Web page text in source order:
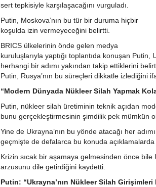
sert tepkisiyle karşılaşacağını vurguladı.
Putin, Moskova’nın bu tür bir duruma hiçbir
koşulda izin vermeyeceğini belirtti.
BRICS ülkelerinin önde gelen medya
kuruluşlarıyla yaptığı toplantıda konuşan
herhangi bir adımı yakından takip ettiklerini
Putin, Rusya’nın bu süreçleri dikkatle izlediğini
“Modern Dünyada Nükleer Silah Yapmak
Putin, nükleer silah üretiminin teknik açıdan
bunu gerçekleştirmesinin şimdilik pek mümkün
Yine de Ukrayna’nın bu yönde atacağı her
geçmişte de defalarca bu konuda açıklamalarda
Krizin sıcak bir aşamaya gelmesinden önce
arzusunu dile getirdiğini kaydetti.
Putin: “Ukrayna’nın Nükleer Silah